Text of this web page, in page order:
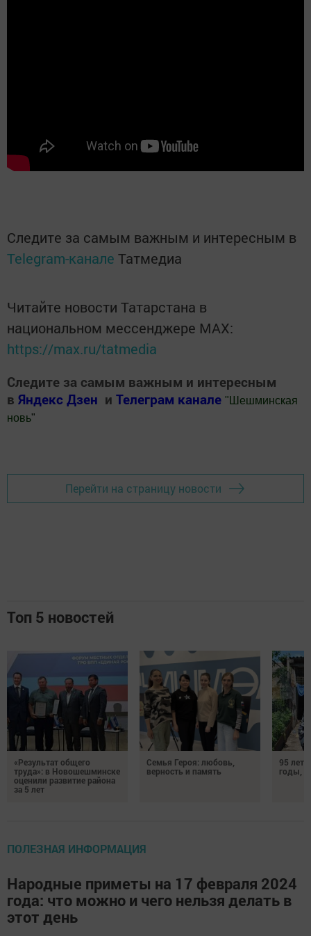
Следите за самым важным и интересным в
Telegram-канале Татмедиа
Читайте новости Татарстана в
национальном мессенджере MАХ:
https://max.ru/tatmedia
Следите за самым важным и интересным
в Яндекс Дзен и Телеграм канале " Шешминская
новь"
Перейти на страницу новости
Топ 5 новостей
«Результат общего
труда»: в Новошешминске
оценили развитие района
за 5 лет
Семья Героя: любовь,
верность и память
95 лет
годы,
ПОЛЕЗНАЯ ИНФОРМАЦИЯ
Народные приметы на 17 февраля 2024
года: что можно и чего нельзя делать в
этот день